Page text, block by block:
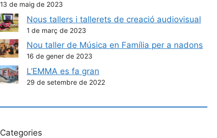
13 de maig de 2023
Nous tallers i tallerets de creació audiovisual
1 de març de 2023
Nou taller de Música en Família per a nadons
16 de gener de 2023
L’EMMA es fa gran
29 de setembre de 2022
Categories